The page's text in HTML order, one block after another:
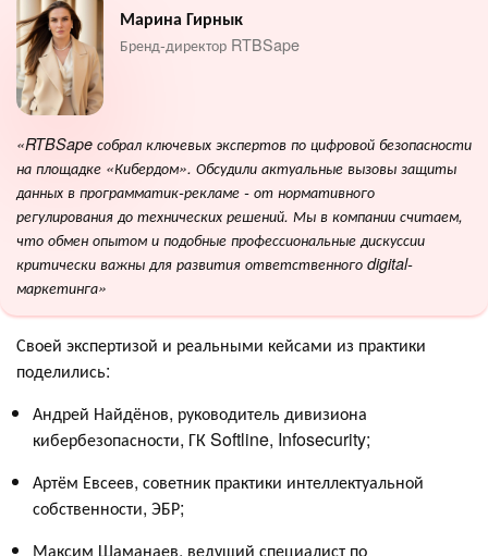
Марина Гирнык
Бренд-директор RTBSape
«RTBSape собрал ключевых экспертов по цифровой безопасности
на площадке «Кибердом». Обсудили актуальные вызовы защиты
данных в программатик-рекламе - от нормативного
регулирования до технических решений. Мы в компании считаем,
что обмен опытом и подобные профессиональные дискуссии
критически важны для развития ответственного digital-
маркетинга»
Своей экспертизой и реальными кейсами из практики
поделились:
Андрей Найдёнов, руководитель дивизиона
кибербезопасности, ГК Softline, Infosecurity;
Артём Евсеев, советник практики интеллектуальной
собственности, ЭБР;
Максим Шаманаев, ведущий специалист по